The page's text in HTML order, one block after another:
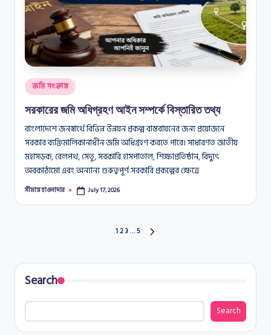
Posted
in
জমি সংক্রান্ত
সরকারের জমি অধিগ্রহণ আইন সম্পর্কে বিস্তারিত তথ্য
বাংলাদেশে জনস্বার্থে বিভিন্ন উন্নয়ন প্রকল্প বাস্তবায়নের জন্য প্রয়োজনে
সরকার ব্যক্তিমালিকানাধীন জমি অধিগ্রহণ করতে পারে। সাধারণত জাতীয়
মহাসড়ক, রেলপথ, সেতু, সরকারি হাসপাতাল, শিক্ষাপ্রতিষ্ঠান, বিদ্যুৎ
অবকাঠামো এবং অন্যান্য গুরুত্বপূর্ণ সরকারি প্রকল্পের ক্ষেত্রে
Posted
সীমান্ত হাওলাদার July 17, 2026
pagination
123…5
Search
Search